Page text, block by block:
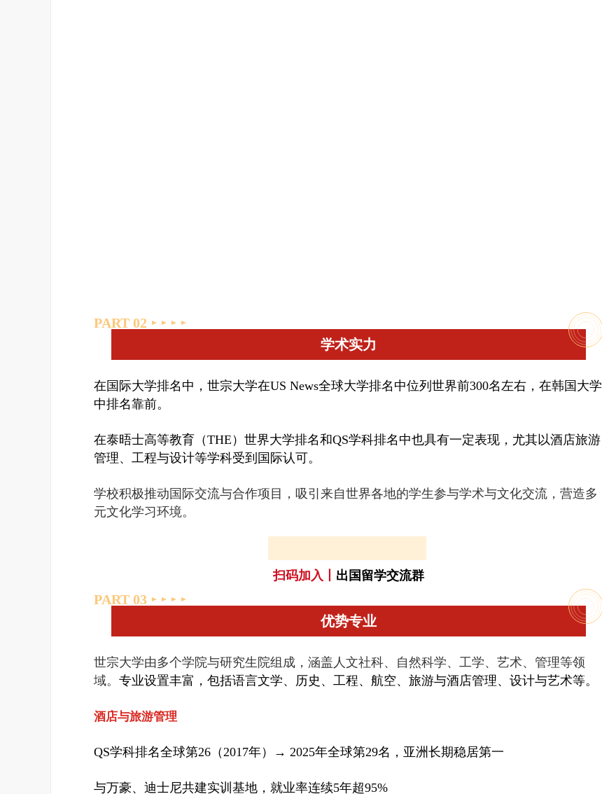
PART 02
学术实力
在国际大学排名中，世宗大学在US News全球大学排名中位列世界前300名左右，在韩国大学
中排名靠前。
在泰晤士高等教育（THE）世界大学排名和QS学科排名中也具有一定表现，尤其以酒店旅游
管理、工程与设计等学科受到国际认可。
学校积极推动国际交流与合作项目，吸引来自世界各地的学生参与学术与文化交流，营造多
元文化学习环境。
扫码加入丨 出国留学交流群
PART 03
优势专业
世宗大学由多个学院与研究生院组成，涵盖人文社科、自然科学、工学、艺术、管理等领
域。 专业设置丰富，包括语言文学、历史、工程、航空、旅游与酒店管理、设计与艺术等。
酒店与旅游管理
QS学科排名全球第26（2017年）→ 2025年全球第29名，亚洲长期稳居第一
与万豪、迪士尼共建实训基地，就业率连续5年超95%